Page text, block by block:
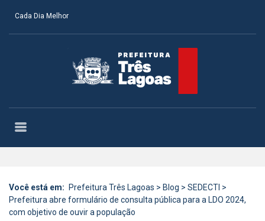
Cada Dia Melhor
Você está em: Prefeitura Três Lagoas > Blog > SEDECTI >
Prefeitura abre formulário de consulta pública para a LDO 2024,
com objetivo de ouvir a população